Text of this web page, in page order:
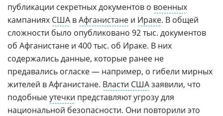
публикации секретных документов о военных
кампаниях США вАфганистане и Ираке. В общей
сложности было опубликовано 92 тыс. документов
об Афганистане и 400 тыс. об Ираке. В них
содержались данные, которые ранее не
предавались огласке — например, о гибели мирных
жителей в Афганистане. Власти СШАзаявили, что
подобныеутечки представляют угрозу для
национальной безопасности. Они повторили это